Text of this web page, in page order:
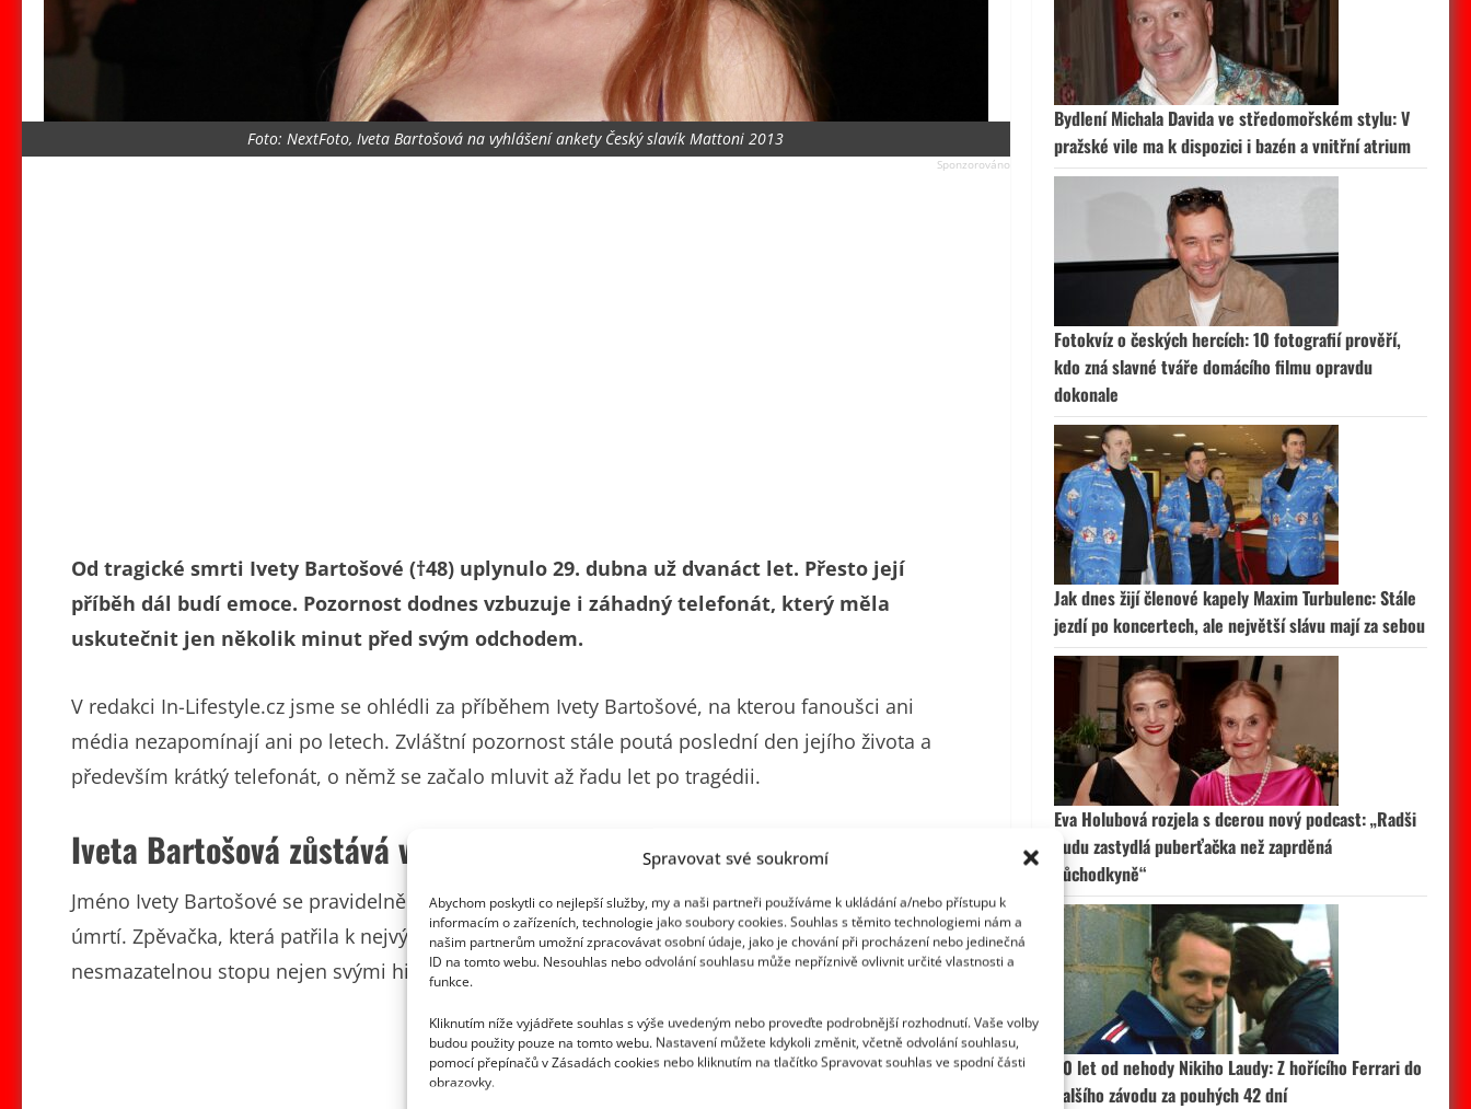
Spravovat své soukromí
Abychom poskytli co nejlepší služby, my a naši partneři používáme k ukládání a/nebo přístupu k
informacím o zařízeních, technologie jako soubory cookies. Souhlas s těmito technologiemi nám a
našim partnerům umožní zpracovávat osobní údaje, jako je chování při procházení nebo jedinečná
ID na tomto webu. Nesouhlas nebo odvolání souhlasu může nepříznivě ovlivnit určité vlastnosti a
funkce.
Kliknutím níže vyjádřete souhlas s výše uvedeným nebo proveďte podrobnější rozhodnutí. Vaše volby
budou použity pouze na tomto webu. Nastavení můžete kdykoli změnit, včetně odvolání souhlasu,
pomocí přepínačů v Zásadách cookies nebo kliknutím na tlačítko Spravovat souhlas ve spodní části
obrazovky.
Foto: NextFoto, Iveta Bartošová na vyhlášení ankety Český slavík Mattoni 2013
Od tragické smrti Ivety Bartošové (†48) uplynulo 29. dubna už dvanáct let. Přesto její
příběh dál budí emoce. Pozornost dodnes vzbuzuje i záhadný telefonát, který měla
uskutečnit jen několik minut před svým odchodem.
V redakci In-Lifestyle.cz jsme se ohlédli za příběhem Ivety Bartošové, na kterou fanoušci ani
média nezapomínají ani po letech. Zvláštní pozornost stále poutá poslední den jejího života a
především krátký telefonát, o němž se začalo mluvit až řadu let po tragédii.
Iveta Bartošová zůstává v srdcích fanoušků i po letech
Jméno Ivety Bartošové se pravidelně vrací na stránky médií, zejména v období výročí jejího
úmrtí. Zpěvačka, která patřila k nejvýraznějším osobnostem české hudební scény, zanechala
nesmazatelnou stopu nejen svými hity, ale také životním příběhem plným vzestupů i pádů.
Bydlení Michala Davida ve středomořském stylu: V
pražské vile ma k dispozici i bazén a vnitřní atrium
Fotokvíz o českých hercích: 10 fotografií prověří,
kdo zná slavné tváře domácího filmu opravdu
dokonale
Jak dnes žijí členové kapely Maxim Turbulenc: Stále
jezdí po koncertech, ale největší slávu mají za sebou
Eva Holubová rozjela s dcerou nový podcast: „Radši
budu zastydlá puberťačka než zaprděná
důchodkyně“
50 let od nehody Nikiho Laudy: Z hořícího Ferrari do
dalšího závodu za pouhých 42 dní